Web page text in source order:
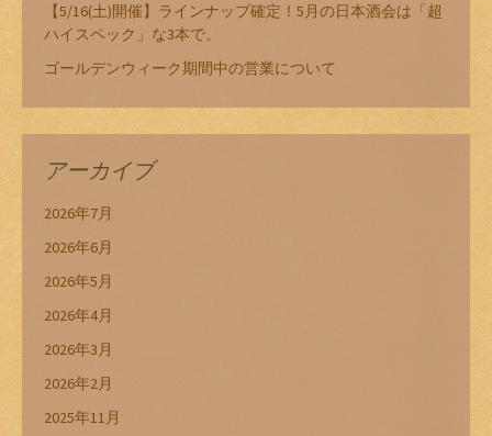
【5/16(土)開催】ラインナップ確定！5月の日本酒会は「超
ハイスペック」な3本で。
ゴールデンウィーク期間中の営業について
アーカイブ
2026年7月
2026年6月
2026年5月
2026年4月
2026年3月
2026年2月
2025年11月